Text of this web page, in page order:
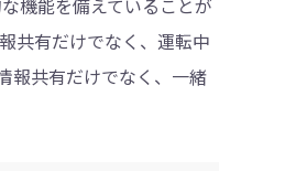
機能を備えていることが
共有だけでなく、運転中
報共有だけでなく、一緒